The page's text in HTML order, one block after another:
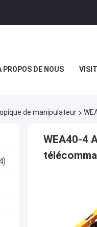
PROPOS DE NOUS
de manipulateur
WEA40-4